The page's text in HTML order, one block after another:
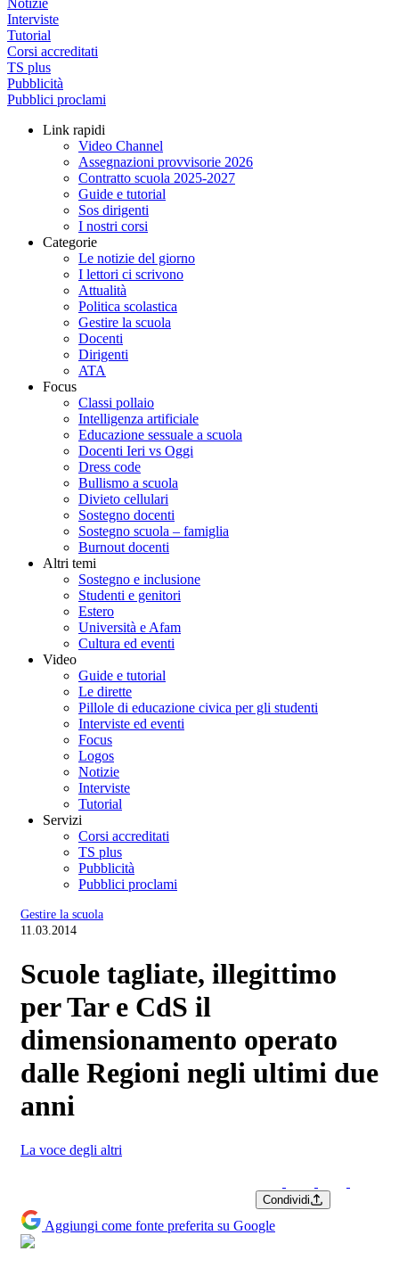
Notizie
Interviste
Tutorial
Corsi accreditati
TS plus
Pubblicità
Pubblici proclami
Link rapidi
Video Channel
Assegnazioni provvisorie 2026
Contratto scuola 2025-2027
Guide e tutorial
Sos dirigenti
I nostri corsi
Categorie
Le notizie del giorno
I lettori ci scrivono
Attualità
Politica scolastica
Gestire la scuola
Docenti
Dirigenti
ATA
Focus
Classi pollaio
Intelligenza artificiale
Educazione sessuale a scuola
Docenti Ieri vs Oggi
Dress code
Bullismo a scuola
Divieto cellulari
Sostegno docenti
Sostegno scuola – famiglia
Burnout docenti
Altri temi
Sostegno e inclusione
Studenti e genitori
Estero
Università e Afam
Cultura ed eventi
Video
Guide e tutorial
Le dirette
Pillole di educazione civica per gli studenti
Interviste ed eventi
Focus
Logos
Notizie
Interviste
Tutorial
Servizi
Corsi accreditati
TS plus
Pubblicità
Pubblici proclami
Gestire la scuola
11.03.2014
Scuole tagliate, illegittimo
per Tar e CdS il
dimensionamento operato
dalle Regioni negli ultimi due
anni
La voce degli altri
Condividi
Aggiungi come fonte preferita su Google